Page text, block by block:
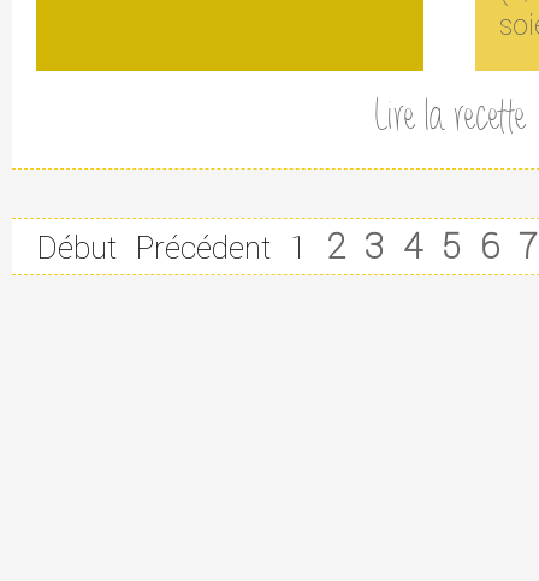
Lire la recette
Début Précédent 1 2 3 4 5 6 7